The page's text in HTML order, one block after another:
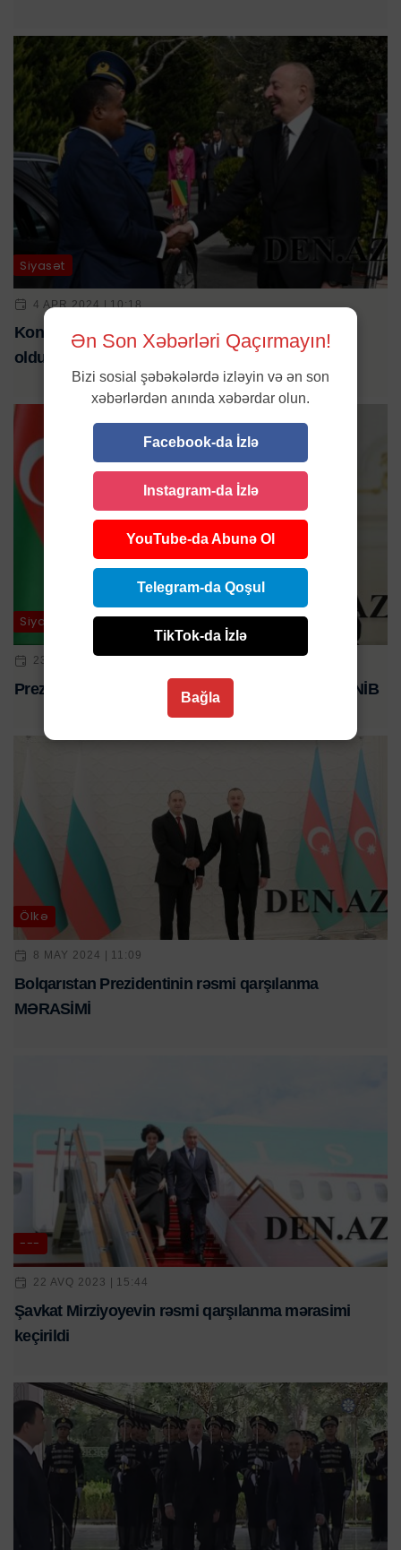
Siyasət
4 APR 2024 | 10:18
Konqo Prezidentinin rəsmi qarşılanma mərasimi
oldu
Siyasət
23 MAY 2024 | 10:26
Prezidentlərin təkbətək görüşü başladı - YENİLƏNİB
Ölkə
8 MAY 2024 | 11:09
Bolqarıstan Prezidentinin rəsmi qarşılanma
MƏRASİMİ
---
22 AVQ 2023 | 15:44
Şavkat Mirziyoyevin rəsmi qarşılanma mərasimi
keçirildi
Ən Son Xəbərləri Qaçırmayın!
Bizi sosial şəbəkələrdə izləyin və ən son
xəbərlərdən anında xəbərdar olun.
Facebook-da İzlə
Instagram-da İzlə
YouTube-da Abunə Ol
Telegram-da Qoşul
TikTok-da İzlə
Bağla